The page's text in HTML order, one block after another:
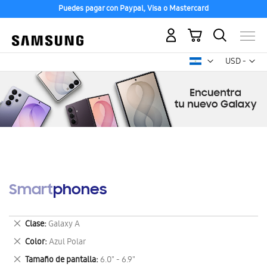
Puedes pagar con Paypal, Visa o Mastercard
USD -
dólar
Mi carrito
Smartphones
Clase Galaxy A
Eliminar
este
artículo
Color Azul Polar
Eliminar
este
Tamaño de pantalla 6.0" - 6.9"
Eliminar